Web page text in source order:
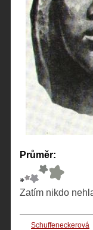
Průměr:
Zatím nikdo
Schuffeneckerová